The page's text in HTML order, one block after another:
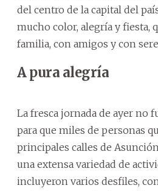
del centro de la capital del
mucho color, alegría y fiesta,
familia, con amigos y con
A pura alegría
La fresca jornada de ayer no
para que miles de personas
principales calles de
una extensa variedad de
incluyeron varios desfiles,